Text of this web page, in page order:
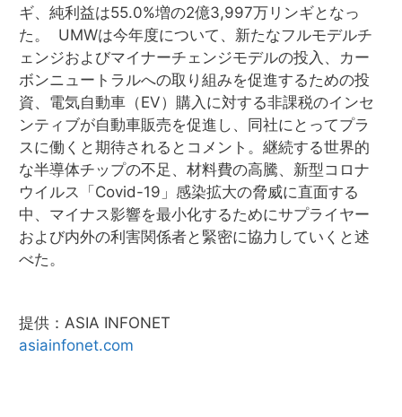
ギ、純利益は55.0%増の2億3,997万リンギとなっ
た。 UMWは今年度について、新たなフルモデルチ
ェンジおよびマイナーチェンジモデルの投入、カー
ボンニュートラルへの取り組みを促進するための投
資、電気自動車（EV）購入に対する非課税のインセ
ンティブが自動車販売を促進し、同社にとってプラ
スに働くと期待されるとコメント。継続する世界的
な半導体チップの不足、材料費の高騰、新型コロナ
ウイルス「Covid-19」感染拡大の脅威に直面する
中、マイナス影響を最小化するためにサプライヤー
および内外の利害関係者と緊密に協力していくと述
べた。
提供：ASIA INFONET
asiainfonet.com